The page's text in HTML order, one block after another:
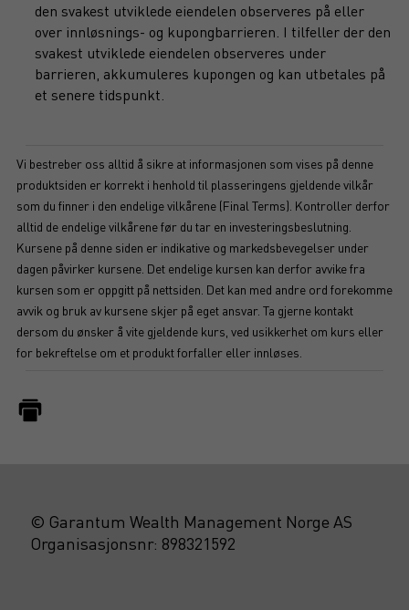
den svakest utviklede eiendelen observeres på eller
over innløsnings- og kupongbarrieren. I tilfeller der den
svakest utviklede eiendelen observeres under
barrieren, akkumuleres kupongen og kan utbetales på
et senere tidspunkt.
Vi bestreber oss alltid å sikre at informasjonen som vises på denne
produktsiden er korrekt i henhold til plasseringens gjeldende vilkår
som du finner i den endelige vilkårene (Final Terms). Kontroller derfor
alltid de endelige vilkårene før du tar en investeringsbeslutning.
Kursene på denne siden er indikative og markedsbevegelser under
dagen påvirker kursene. Det endelige kursen kan derfor avvike fra
kursen som er oppgitt på nettsiden. Det kan med andre ord forekomme
avvik og bruk av kursene skjer på eget ansvar. Ta gjerne kontakt
dersom du ønsker å vite gjeldende kurs, ved usikkerhet om kurs eller
for bekreftelse om et produkt forfaller eller innløses.
© Garantum Wealth Management Norge AS
Organisasjonsnr: 898321592